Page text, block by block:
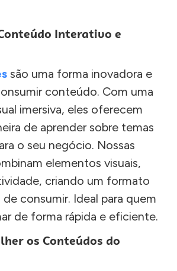
Interativo e
são uma forma inovadora e
conteúdo. Com uma
imersiva, eles oferecem
de aprender sobre temas
o seu negócio. Nossas
elementos visuais,
criando um formato
consumir. Ideal para quem
de forma rápida e eficiente.
os Conteúdos do